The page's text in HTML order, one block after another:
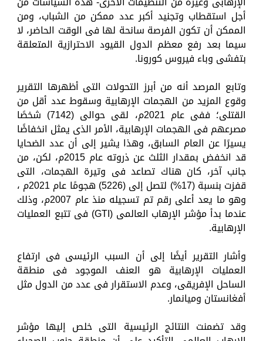
أجل استقطاب وتجنيد أكبر عدد ممكن من الشباب، ومن
الممكن أن تكون الفرصة سانحة لها فى الوقت الحاضر، لا
سيما بعد رفع معظم الدول القيود الاحترازية المتعلقة
بتفشى وباء فيروس كورونا.
وتابع المرصد أنه من أبرز التحولات التى أظهرها التقرير
وقوع المزيد من الهجمات الإرهابية وسقوط عدد أقل من
القتلى؛ ففى عام 2021م، لقى حوالى (7142) شخصًا
مصرعهم فى الهجمات الإرهابية، الأمر الذى يمثل انخفاضًا
يسيرًا عن العام السابق، وهذا يشير إلى أن عدد الضحايا
قد انخفض بمقدار الثلث عن ذروته عام 2015م، لكن، من
جانب آخر، كان هناك تصاعد فى وتيرة الهجمات، التى
قفزت بنسبة (17%) لتصل إلى (5226) هجومًا عام 2021م ،
وهو ما يعد أعلى رقم تم تسجيله منذ عام 2007م، وذلك
عندما بدأ مؤشر الإرهاب العالمى (GTI) فى تتبع العمليات
الإرهابية.
وأشار التقرير أيضًا إلى أن السبب الرئيسى فى ارتفاع
العمليات الإرهابية هو العنف الموجود فى منطقة
الساحل الإفريقى، وعدم الاستقرار فى عدد من الدول مثل
أفغانستان وميانمار.
وقد تضمنت النتائج الرئيسية التى خلص إليها مؤشر